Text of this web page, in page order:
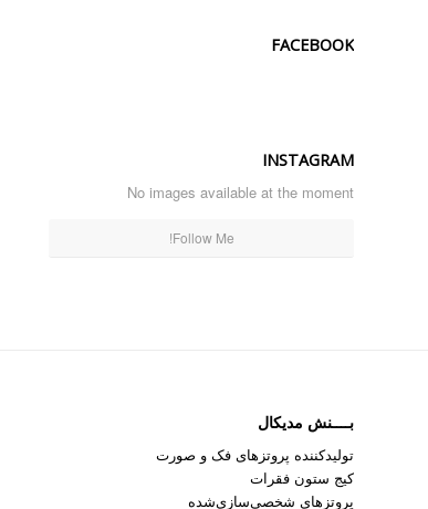
FACEBOOK
INSTAGRAM
No images available at the moment
Follow Me!
بــــنش مدیکال
تولیدکننده پروتزهای فک و صورت
کیج ستون فقرات
پروتزهای شخصی‌سازی‌شده